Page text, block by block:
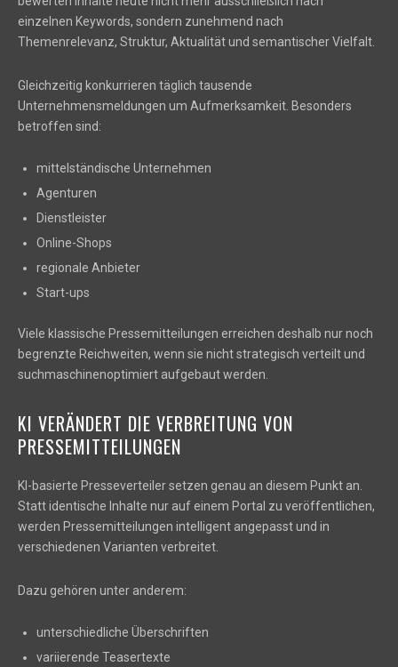
einzelnen Keywords, sondern zunehmend nach
Themenrelevanz, Struktur, Aktualität und semantischer Vielfalt.
Gleichzeitig konkurrieren täglich tausende
Unternehmensmeldungen um Aufmerksamkeit. Besonders
betroffen sind:
mittelständische Unternehmen
Agenturen
Dienstleister
Online-Shops
regionale Anbieter
Start-ups
Viele klassische Pressemitteilungen erreichen deshalb nur noch
begrenzte Reichweiten, wenn sie nicht strategisch verteilt und
suchmaschinenoptimiert aufgebaut werden.
KI VERÄNDERT DIE VERBREITUNG VON
PRESSEMITTEILUNGEN
KI-basierte Presseverteiler setzen genau an diesem Punkt an.
Statt identische Inhalte nur auf einem Portal zu veröffentlichen,
werden Pressemitteilungen intelligent angepasst und in
verschiedenen Varianten verbreitet.
Dazu gehören unter anderem:
unterschiedliche Überschriften
variierende Teasertexte